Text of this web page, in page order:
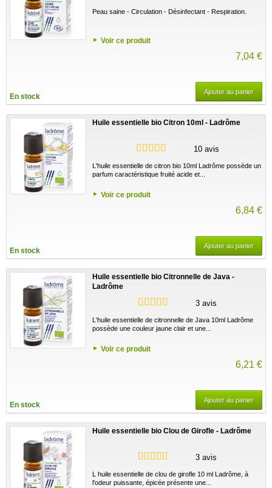
Peau saine - Circulation - Désinfectant - Respiration.
Voir ce produit
7,04 €
En stock
Ajouter au panier
Huile essentielle bio Citron 10ml - Ladrôme
10 avis
L'huile essentielle de citron bio 10ml Ladrôme possède un
parfum caractéristique fruité acide et...
Voir ce produit
6,84 €
En stock
Ajouter au panier
Huile essentielle bio Citronnelle de Java -
Ladrôme
3 avis
L'huile essentielle de citronnelle de Java 10ml Ladrôme
possède une couleur jaune clair et une...
Voir ce produit
6,21 €
En stock
Ajouter au panier
Huile essentielle bio Clou de Girofle - Ladrôme
3 avis
L huile essentielle de clou de girofle 10 ml Ladrôme, à
l'odeur puissante, épicée présente une...